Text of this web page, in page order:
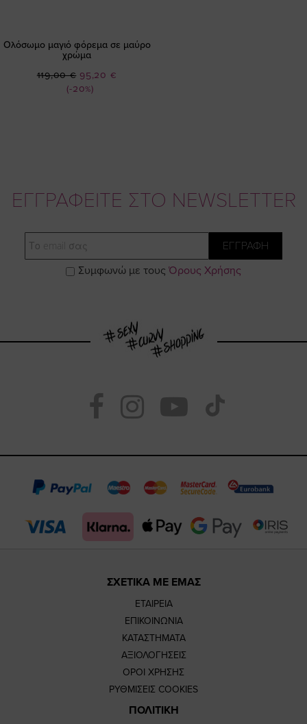
Ολόσωμο μαγιό φόρεμα σε μαύρο
χρώμα
(-20%)
Ειδική
Τιμή
95,20 €
119,00 €
ΕΓΓΡΑΦΕΙΤΕ ΣΤΟ NEWSLETTER
Email
ΕΓΓΡΑΦΗ
Συμφωνώ με τους Όρους Χρήσης
Visit
https://
page
Visit
https://
page
Visit
https://
page
our
TikTok
page
ΣΧΕΤΙΚΑ ΜΕ ΕΜΑΣ
ΕΤΑΙΡΕΙΑ
ΕΠΙΚΟΙΝΩΝΙΑ
ΚΑΤΑΣΤΗΜΑΤΑ
ΑΞΙΟΛΟΓΗΣΕΙΣ
ΟΡΟΙ ΧΡΗΣΗΣ
ΡΥΘΜΙΣΕΙΣ COOKIES
ΠΟΛΙΤΙΚΗ